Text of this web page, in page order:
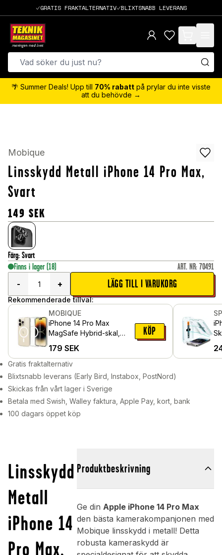
GRATIS FRAKTALTERNATIV BLIXTSNABB LEVERANS
items in cart,
🌴 Summer Deals! Upp till 70% rabatt på prylar du inte visste
att du behövde →
Mobique
Linsskydd Metall iPhone 14 Pro Max,
Svart
149 SEK
Färg: Svart
Finns i lager (18) ART. NR: 70491
-
+ LÄGG TILL I VARUKORG
Rekommenderade tillval:
MOBIQUE
iPhone 14 Pro Max
MagSafe Hybrid-skal,
179 SEK
KÖP
Gratis fraktalternativ
Blixtsnabb leverans (Early Bird, Instabox, PostNord)
Skickas från vårt lager i Sverige
Betala med Swish, Walley faktura, Apple Pay, kort, bank
100 dagars öppet köp
Linsskydd
Metall
iPhone 14
Pro Max,
Produktbeskrivning
Ge din Apple iPhone 14 Pro Max
den bästa kamerakompanjonen med
Mobique linsskydd i metall! Detta
robusta kameraskydd är